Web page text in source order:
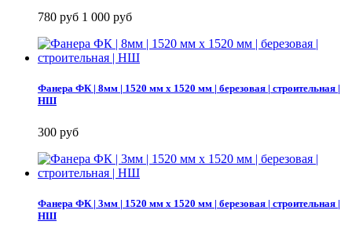
780 руб 1 000 руб
Фанера ФК | 8мм | 1520 мм х 1520 мм | березовая | строительная |
НШ
300 руб
Фанера ФК | 3мм | 1520 мм х 1520 мм | березовая | строительная |
НШ